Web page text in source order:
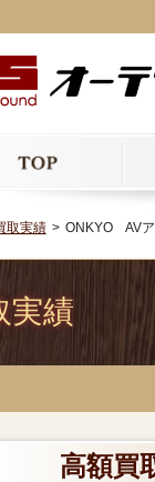
取実績 ONKYO AV
実績
高額買